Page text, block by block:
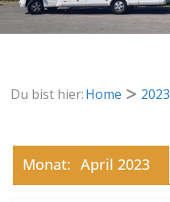
Du bist hier:Home 2023
Monat: April 2023